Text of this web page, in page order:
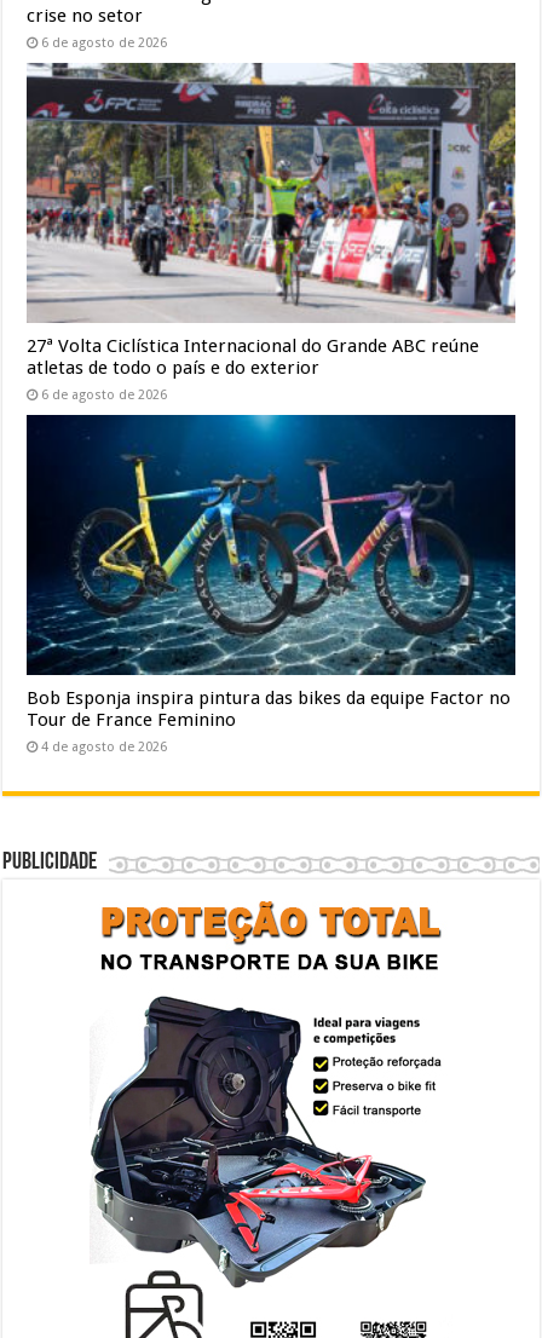
crise no setor
6 de agosto de 2026
27ª Volta Ciclística Internacional do Grande ABC reúne
atletas de todo o país e do exterior
6 de agosto de 2026
Bob Esponja inspira pintura das bikes da equipe Factor no
Tour de France Feminino
4 de agosto de 2026
Publicidade